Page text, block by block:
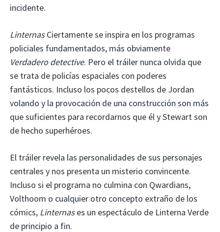
incidente.
LinternasCiertamente se inspira en los programas
policiales fundamentados, más obviamente
Verdadero detective. Pero el tráiler nunca olvida que
se trata de policías espaciales con poderes
fantásticos. Incluso los pocos destellos de Jordan
volando y la provocación de una construcción son más
que suficientes para recordarnos que él y Stewart son
de hecho superhéroes.
El tráiler revela las personalidades de sus personajes
centrales y nos presenta un misterio convincente.
Incluso si el programa no culmina con Qwardians,
Volthoom o cualquier otro concepto extraño de los
cómics, Linternases un espectáculo de Linterna Verde
de principio a fin.